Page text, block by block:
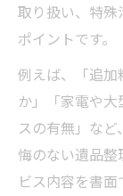
取り扱い、特
ポイントです。
例えば、「追
か」「家電や
スの有無」な
悔のない遺品整
ビス内容を書